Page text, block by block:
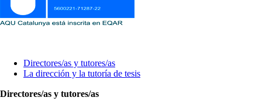
Directores/as y tutores/as
La dirección y la tutoría de tesis
Directores/as y tutores/as